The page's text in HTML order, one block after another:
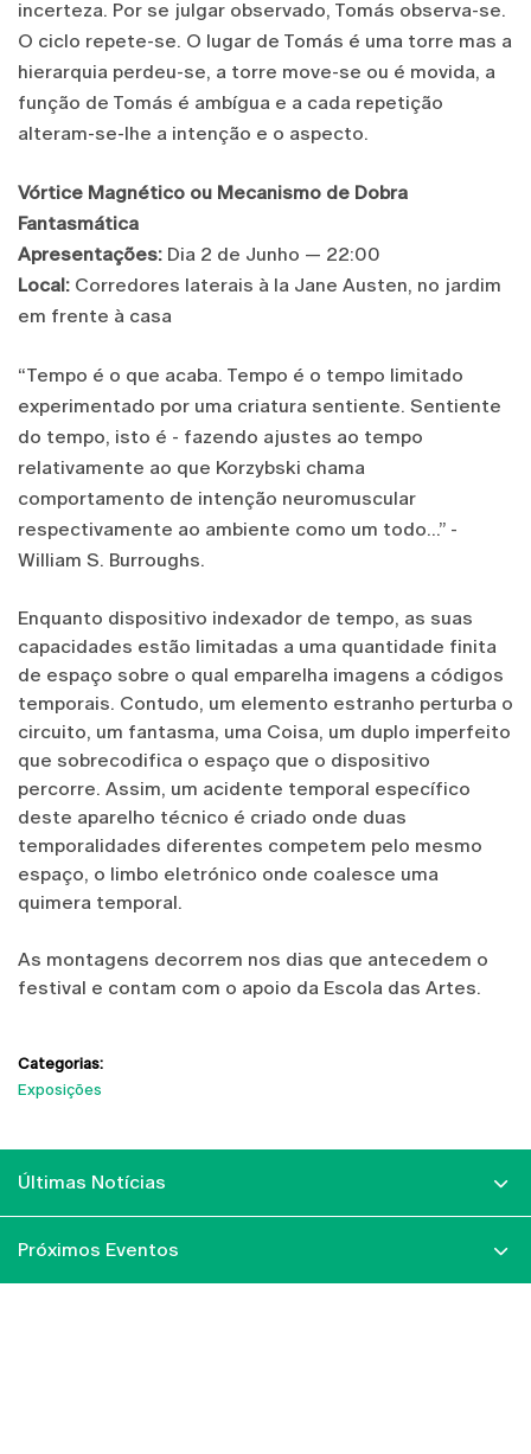
incerteza. Por se julgar observado, Tomás observa-se.
O ciclo repete-se. O lugar de Tomás é uma torre mas a
hierarquia perdeu-se, a torre move-se ou é movida, a
função de Tomás é ambígua e a cada repetição
alteram-se-lhe a intenção e o aspecto.
Vórtice Magnético ou Mecanismo de Dobra
Fantasmática
Apresentações: Dia 2 de Junho — 22:00
Local: Corredores laterais à la Jane Austen, no jardim
em frente à casa
“Tempo é o que acaba. Tempo é o tempo limitado
experimentado por uma criatura sentiente. Sentiente
do tempo, isto é - fazendo ajustes ao tempo
relativamente ao que Korzybski chama
comportamento de intenção neuromuscular
respectivamente ao ambiente como um todo...” -
William S. Burroughs.
Enquanto dispositivo indexador de tempo, as suas
capacidades estão limitadas a uma quantidade finita
de espaço sobre o qual emparelha imagens a códigos
temporais. Contudo, um elemento estranho perturba o
circuito, um fantasma, uma Coisa, um duplo imperfeito
que sobrecodifica o espaço que o dispositivo
percorre. Assim, um acidente temporal específico
deste aparelho técnico é criado onde duas
temporalidades diferentes competem pelo mesmo
espaço, o limbo eletrónico onde coalesce uma
quimera temporal.
As montagens decorrem nos dias que antecedem o
festival e contam com o apoio da Escola das Artes.
Categorias:
Exposições
Últimas Notícias
Próximos Eventos